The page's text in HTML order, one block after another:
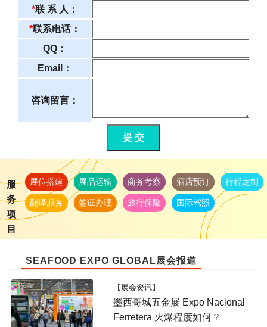
*联 系 人：
*联系电话：
QQ：
Email：
咨询留言：
提 交
服
务
项
目
展位搭建 展品运输 商务考察 酒店预订 行程定制
翻译服务 签证办理 旅行保险 国际驾照
SEAFOOD EXPO GLOBAL展会报道
【展会资讯】
墨西哥城五金展 Expo Nacional
Ferretera 火爆程度如何？